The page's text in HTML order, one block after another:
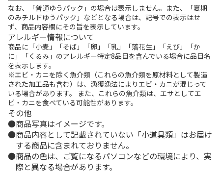
なお、「普通ゆうパック」の場合は表示しません。また、「夏期
のみチルドゆうパック」などとなる場合は、記号での表示はせ
ず、商品内容欄にその旨を表示しています。
アレルギー情報について
商品に「小麦」「そば」「卵」「乳」「落花生」「えび」「か
に」「くるみ」のアレルギー特定8品目を含んでいる場合に品目名
を表示します。
※エビ・カニを除く魚介類（これらの魚介類を原材料として製造
された加工品も含む）は、漁獲漁法によりエビ・カニが混じって
いる場合があります。 また、これらの魚介類は、エサとしてエ
ビ・カニを食べている可能性があります。
その他
商品写真はイメージです。
商品内容として記載されていない「小道具類」はお届け
する商品に含まれておりません。
商品の色は、ご覧になるパソコンなどの環境により、実
際と異なる場合があります。